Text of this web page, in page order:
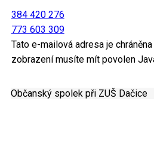
384 420 276
773 603 309
Tato e-mailová adresa je
zobrazení musíte mít povolen
Občanský spolek při ZUŠ Dačice